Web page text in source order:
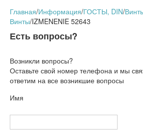
Главная/Информация/ГОСТЫ, DIN/
Винты/IZMENENIE 52643
Есть вопросы?
Возникли вопросы?
Оставьте свой номер телефона и мы
ответим на все возникшие вопросы
Имя